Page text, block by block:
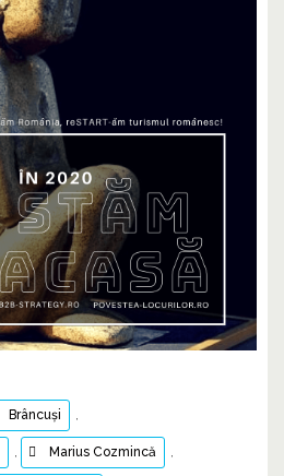
Brâncuşi ,
, Marius Cozmincă ,